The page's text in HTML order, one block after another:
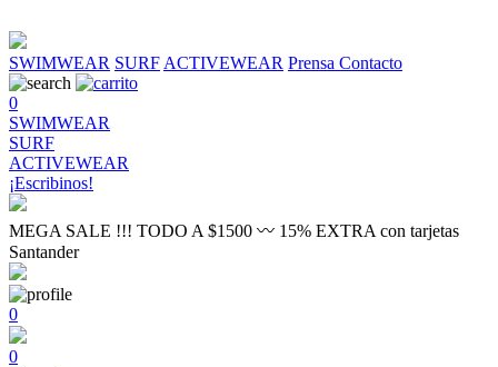
SWIMWEAR SURF ACTIVEWEAR Prensa Contacto
0
SWIMWEAR
SURF
ACTIVEWEAR
¡Escribinos!
MEGA SALE !!! TODO A $1500 〰 15% EXTRA con tarjetas
Santander
0
0